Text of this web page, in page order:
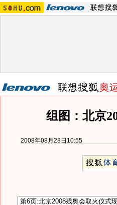
组图：北京
2008年08月28日10:55